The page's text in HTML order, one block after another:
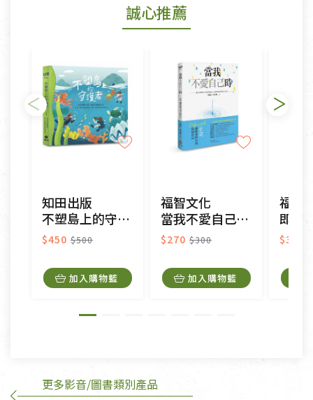
若您購買的商品有下列「不適用七天鑑賞期商品」情
形者，除商品瑕疵以外，恕不接受退換貨.
日)的服務，原則上若商品未經使用或被汙損(除商品
瑕疵)，一般皆可申請退換貨。
不適用七天鑑賞期商品：
以數位或電磁紀錄形式儲存之商品、易於變質或損壞
接受原片換新。
衣飾鞋類-如T恤，如於送達後水洗或污損者。
美容保養用品、內衣褲、襪子、口罩等私人消耗性產
內衣褲、襪子、口罩個人衛生用品除商品本身有瑕疵
外,依據《通訊交易解除權合理例外情事適用準
訂購手抄稿退貨需知：
誠心推薦
知田出版
不塑島上的守護者：大手牽小手，師生減塑GO!
$450 $500
加入購物籃
福智文化
當我不愛自己時：正念，讓你重拾力量，找回自己
$270 $300
加入購物籃
福智
即使
$324
更多影音/圖書類別產品